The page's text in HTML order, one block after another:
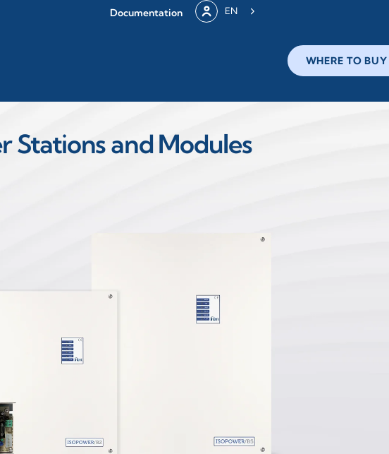
Documentation EN
WHERE TO BUY
Stations and Modules